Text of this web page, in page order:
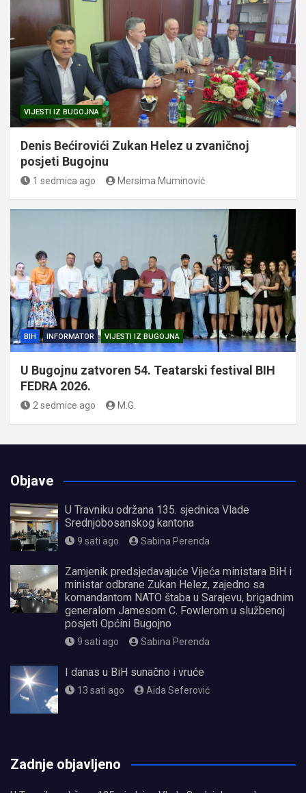
VIJESTI IZ BUGOJNA
Denis Bećirovići Zukan Helez u zvaničnoj
posjeti Bugojnu
1 sedmica ago Mersima Muminović
BIH INFORMATOR VIJESTI IZ BUGOJNA
U Bugojnu zatvoren 54. Teatarski festival BIH
FEDRA 2026.
2 sedmice ago M.G.
Objave
U Travniku održana 135. sjednica Vlade
Srednjobosanskog kantona
9 sati ago Sabina Perenda
Zamjenik predsjedavajuće Vijeća ministara BiH i
ministar odbrane Zukan Helez, zajedno sa
komandantom NATO štaba u Sarajevu, brigadnim
generalom Jamesom C. Fowlerom u službenoj
posjeti Općini Bugojno
9 sati ago Sabina Perenda
I danas u BiH sunačno i vruće
13 sati ago Aida Seferović
Zadnje objavljeno